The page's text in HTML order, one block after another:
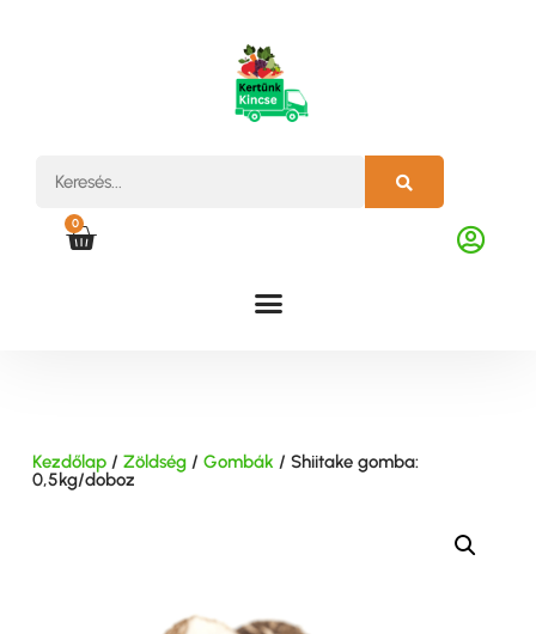
0
Kezdőlap/ Zöldség/ Gombák / Shiitake gomba:
0,5kg/doboz